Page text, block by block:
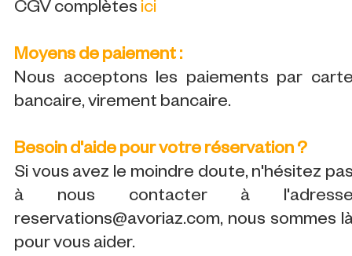
CGV complètes ici
Moyens de paiement :
Nous acceptons les paiements par
bancaire, virement bancaire.
Besoin d'aide pour votre réservation ?
Si vous avez le moindre doute, n'hésitez
à nous contacter à
reservations@avoriaz.com, nous sommes
pour vous aider.